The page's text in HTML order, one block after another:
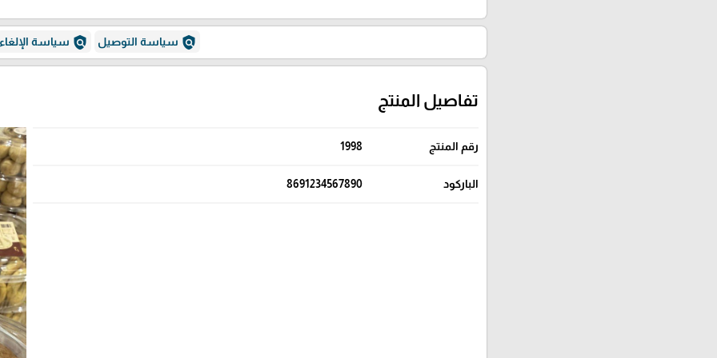
policy سياسة التوصيل policy سياسة الإلغاء
تفاصيل المنتج
رقم المنتج 1998
الباركود 8691234567890